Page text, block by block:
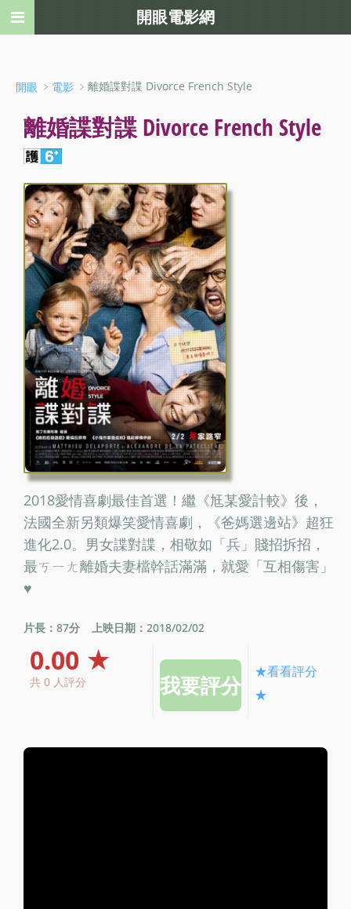
開眼 ﹥ 電影 ﹥離婚諜對諜 Divorce French Style
離婚諜對諜 Divorce French Style
2018愛情喜劇最佳首選！繼《尪某愛計較》後，
法國全新另類爆笑愛情喜劇，《爸媽選邊站》超狂
進化2.0。男女諜對諜，相敬如「兵」賤招拆招，
最ㄎㄧㄤ離婚夫妻檔幹話滿滿，就愛「互相傷害」
♥
片長：87分 上映日期：2018/02/02
0.00 ★
共 0 人評分
★看看評分
★
開眼電影網